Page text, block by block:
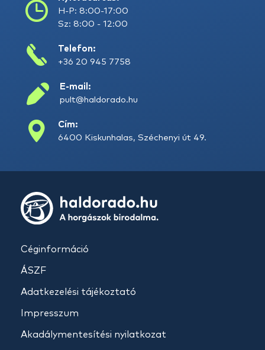
H-P: 8:00-17:00
Sz: 8:00 - 12:00
Telefon:
+36 20 945 7758
E-mail:
pult@haldorado.hu
Cím:
6400 Kiskunhalas, Széchenyi út 49.
Céginformáció
ÁSZF
Adatkezelési tájékoztató
Impresszum
Akadálymentesítési nyilatkozat